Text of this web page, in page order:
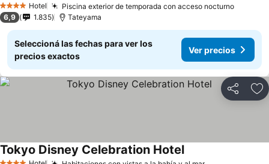
4 EstrellasHotel Piscina exterior de temporada con acceso nocturno
6,9 1.835 Tateyama
Seleccioná las fechas para ver los
precios exactos
Ver precios
Compartir
Tokyo Disney Celebration Hotel